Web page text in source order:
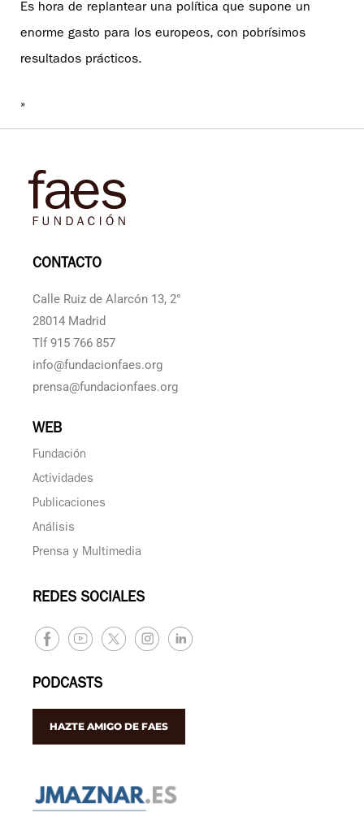
Es hora de replantear una política que supone un
enorme gasto para los europeos, con pobrísimos
resultados prácticos.
»
CONTACTO
Calle Ruiz de Alarcón 13, 2°
28014 Madrid
Tlf 915 766 857
info@fundacionfaes.org
prensa@fundacionfaes.org
WEB
Fundación
Actividades
Publicaciones
Análisis
Prensa y Multimedia
REDES SOCIALES
PODCASTS
HAZTE AMIGO DE FAES